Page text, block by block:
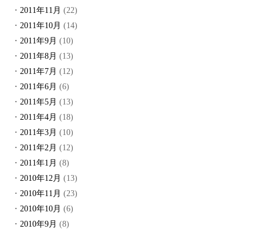
2011年11月 (22)
2011年10月 (14)
2011年9月 (10)
2011年8月 (13)
2011年7月 (12)
2011年6月 (6)
2011年5月 (13)
2011年4月 (18)
2011年3月 (10)
2011年2月 (12)
2011年1月 (8)
2010年12月 (13)
2010年11月 (23)
2010年10月 (6)
2010年9月 (8)